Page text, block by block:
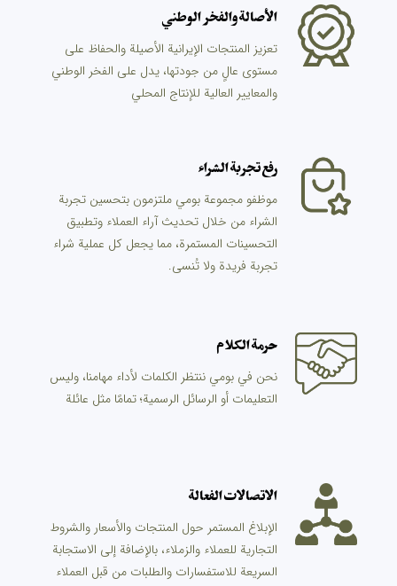
الأصالة والفخر الوطني
تعزيز المنتجات الإيرانية الأصيلة والحفاظ على
مستوى عالٍ من جودتها، يدل على الفخر الوطني
والمعايير العالية للإنتاج المحلي
رفع تجربة الشراء
موظفو مجموعة بومي ملتزمون بتحسين تجربة
الشراء من خلال تحديث آراء العملاء وتطبيق
التحسينات المستمرة، مما يجعل كل عملية شراء
تجربة فريدة ولا تُنسى.
حرمة الكلام
نحن في بومي ننتظر الكلمات لأداء مهامنا، وليس
التعليمات أو الرسائل الرسمية؛ تمامًا مثل عائلة
الاتصالات الفعالة
الإبلاغ المستمر حول المنتجات والأسعار والشروط
التجارية للعملاء والزملاء، بالإضافة إلى الاستجابة
السريعة للاستفسارات والطلبات من قبل العملاء